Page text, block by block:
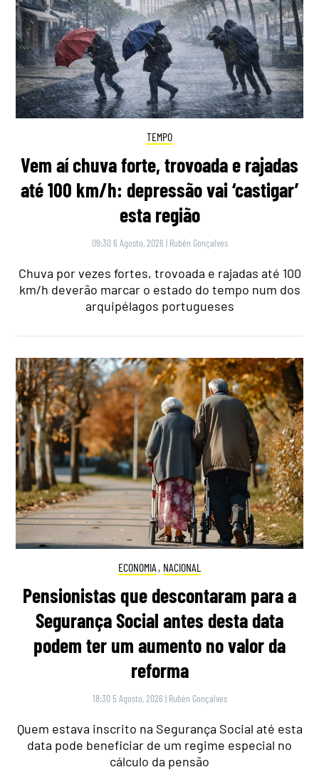
TEMPO
Vem aí chuva forte, trovoada e rajadas
até 100 km/h: depressão vai ‘castigar’
esta região
09:30 6 Agosto, 2026 | Rubén Gonçalves
Chuva por vezes fortes, trovoada e rajadas até 100
km/h deverão marcar o estado do tempo num dos
arquipélagos portugueses
ECONOMIA , NACIONAL
Pensionistas que descontaram para a
Segurança Social antes desta data
podem ter um aumento no valor da
reforma
18:30 5 Agosto, 2026 | Rubén Gonçalves
Quem estava inscrito na Segurança Social até esta
data pode beneficiar de um regime especial no
cálculo da pensão